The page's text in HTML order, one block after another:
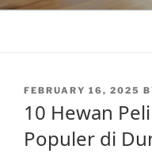
POSTED
FEBRUARY 16, 2025
10 Hewan
Populer di